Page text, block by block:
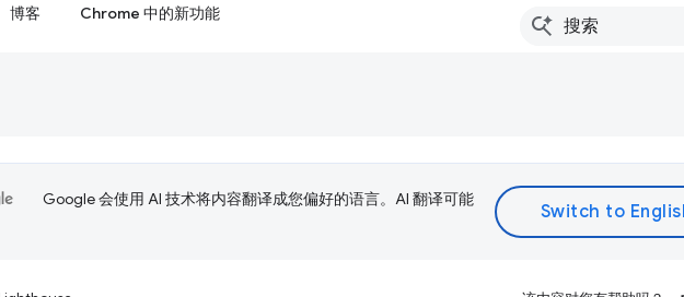
博客 Chrome 中的新功能
Google 会使用 AI 技术将内容翻译成您偏好的语言。AI 翻译可能